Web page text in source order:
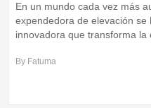
En un mundo cada vez más
expendedora de elevación
innovadora que transforma la
By Fatuma